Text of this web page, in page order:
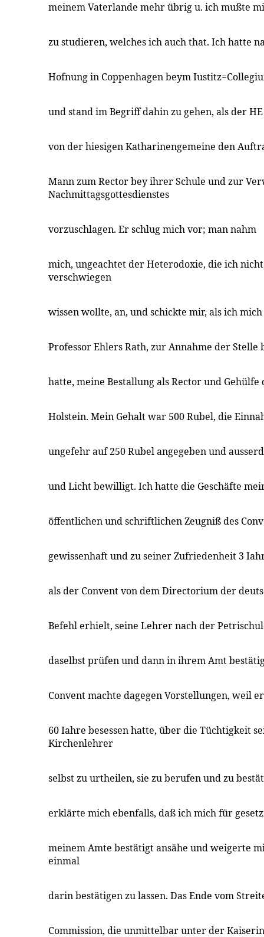
meinem Vaterlande mehr übrig u. ich mußte
zu studieren, welches ich auch that. Ich hatte
Hofnung in Coppenhagen beym
und stand im Begriff dahin zu gehen, als der
von der hiesigen Katharinengemeine den
Mann zum Rector bey ihrer Schule und zur
Nachmittagsgottesdienstes
vorzuschlagen. Er schlug mich vor; man nahm
mich, ungeachtet der Heterodoxie, die ich
verschwiegen
wissen wollte, an, und schickte mir, als ich
Professor Ehlers Rath, zur Annahme der
hatte, meine Bestallung als Rector und Gehülfe
Holstein. Mein Gehalt war 500 Rubel, die
ungefehr auf 250 Rubel angegeben und
und Licht bewilligt. Ich hatte die Geschäfte
öffentlichen und schriftlichen Zeugniß des
gewissenhaft und zu seiner Zufriedenheit 3
als der Convent von dem Directorium der
Befehl erhielt, seine Lehrer nach der
daselbst prüfen und dann in ihrem Amt
Convent machte dagegen Vorstellungen, weil
60 Iahre besessen hatte, über die Tüchtigkeit
Kirchenlehrer
selbst zu urtheilen, sie zu berufen und zu
erklärte mich ebenfalls, daß ich mich für
meinem Amte bestätigt ansähe und weigerte
einmal
darin bestätigen zu lassen. Das Ende vom
Commission, die unmittelbar unter der